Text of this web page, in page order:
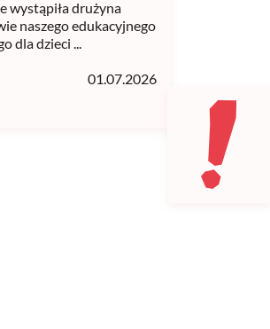
wystąpiła drużyna
naszego edukacyjnego
dla dzieci ...
01.07.2026